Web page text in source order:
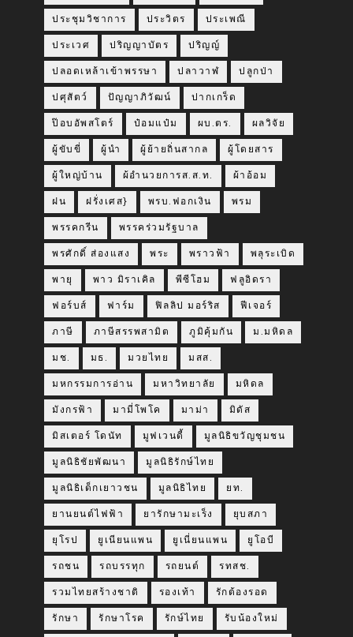
ประชุมวิชาการ ประวิตร ประเพณี
ประเวศ ปริญญาบัตร ปริญญ์
ปลอดเหล้าเข้าพรรษา ปลาวาฬ ปลูกป่า
ปศุสัตว์ ปัญญาภิวัฒน์ ปากเกร็ด
ป๊อบอัพสโตร์ ป๋อมแป๋ม ผบ.ตร. ผลวิจัย
ผู้ขับขี่ ผู้นำ ผู้ย้ายถิ่นสากล ผู้โดยสาร
ผู้ใหญ่บ้าน ผ้อำนวยการส.ส.ท. ผ้าอ้อม
ฝน ฝรั่งเศส} พรบ.ฟอกเงิน พรม
พรรคกรีน พรรคร่วมรัฐบาล
พรศักดิ์ ส่องแสง พระ พราวฟ้า พลุระเบิด
พายุ พาว มิราเคิล พีซีโฮม ฟลูอิดรา
ฟอร์บส์ ฟาร์ม ฟิลลิป มอร์ริส ฟีเจอร์
ภาษี ภาษีสรรพสามิต ภูมิคุ้มกัน ม.มหิดล
มช. มธ. มวยไทย มสส.
มหกรรมการอ่าน มหาวิทยาลัย มหิดล
มังกรฟ้า มามี่โพโค มาม่า มิดัส
มิสเตอร์ โดนัท มูฟเวนดี้ มูลนิธิขวัญชุมชน
มูลนิธิชัยพัฒนา มูลนิธิรักษ์ไทย
มูลนิธิเด็กเยาวชน มูลนิธิไทย ยท.
ยานยนต์ไฟฟ้า ยารักษามะเร็ง ยุบสภา
ยุโรป ยูเนียนแพน ยูเนี่ยนแพน ยูโอบี
รถชน รถบรรทุก รถยนต์ รทสช.
รวมไทยสร้างชาติ รองเท้า รักต้องรอด
รักษา รักษาโรค รักษ์ไทย รับน้องใหม่